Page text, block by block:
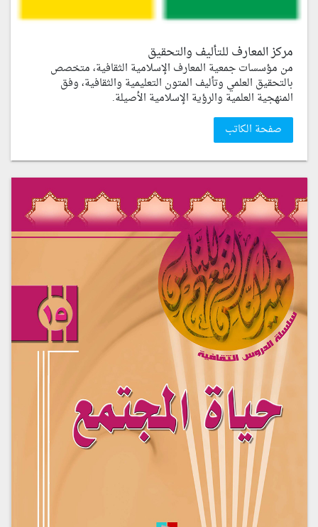
مركز المعارف للتأليف والتحقيق
من مؤسسات جمعية المعارف الإسلامية الثقافية، متخصص
بالتحقيق العلمي وتأليف المتون التعليمية والثقافية، وفق
المنهجية العلمية والرؤية الإسلامية الأصيلة.
صفحة الكاتب